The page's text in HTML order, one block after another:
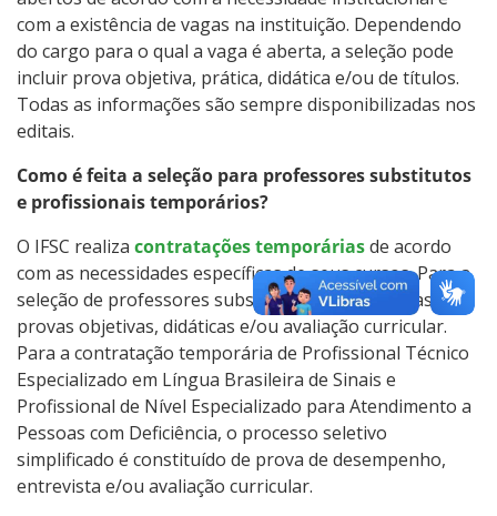
com a existência de vagas na instituição. Dependendo
do cargo para o qual a vaga é aberta, a seleção pode
incluir prova objetiva, prática, didática e/ou de títulos.
Todas as informações são sempre disponibilizadas nos
editais.
Como é feita a seleção para professores substitutos
e profissionais temporários?
O IFSC realiza contratações temporáriasde acordo
com as necessidades específicas de seus cursos. Para a
seleção de professores substitutos são realizadas
provas objetivas, didáticas e/ou avaliação curricular.
Para a contratação temporária de Profissional Técnico
Especializado em Língua Brasileira de Sinais e
Profissional de Nível Especializado para Atendimento a
Pessoas com Deficiência, o processo seletivo
simplificado é constituído de prova de desempenho,
entrevista e/ou avaliação curricular.